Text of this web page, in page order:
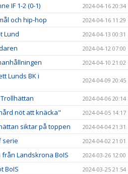
IF 1-2 (0-1) 2024-04-16 20:34
och hip-hop 2024-04-16 11:29
Lund 2024-04-13 00:31
2024-04-12 07:00
2024-04-10 21:02
Lunds BK i
2024-04-09 20:45
2024-04-06 20:14
nöt att knäcka" 2024-04-05 14:17
siktar på toppen 2024-04-04 21:31
serie 2024-04-02 21:01
Landskrona BoIS 2024-03-26 12:00
BoIS 2024-03-25 21:54